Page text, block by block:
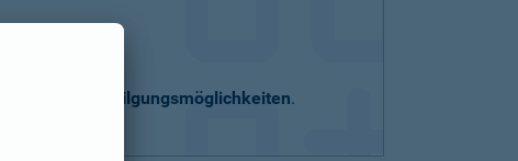
Sondertilgungsmöglichkeiten.